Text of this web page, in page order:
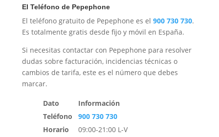
El Teléfono de Pepephone
El teléfono gratuito de Pepephone es el 900 730 730.
Es totalmente gratis desde fijo y móvil en España.
Si necesitas contactar con Pepephone para resolver
dudas sobre facturación, incidencias técnicas o
cambios de tarifa, este es el número que debes
marcar.
Dato
Información
Teléfono
900 730 730
Horario
09:00-21:00 L-V